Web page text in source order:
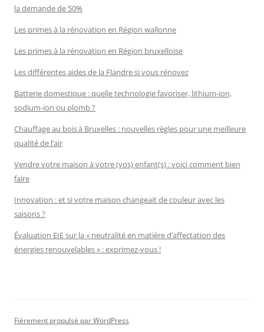
la demande de 50%
Les primes à la rénovation en Région wallonne
Les primes à la rénovation en Région bruxelloise
Les différentes aides de la Flandre si vous rénovez
Batterie domestique : quelle technologie favoriser, lithium-ion,
sodium-ion ou plomb ?
Chauffage au bois à Bruxelles : nouvelles règles pour une meilleure
qualité de l’air
Vendre votre maison à votre (vos) enfant(s) : voici comment bien
faire
Innovation : et si votre maison changeait de couleur avec les
saisons ?
Évaluation EIE sur la « neutralité en matière d’affectation des
énergies renouvelables » : exprimez-vous !
Fièrement propulsé par WordPress